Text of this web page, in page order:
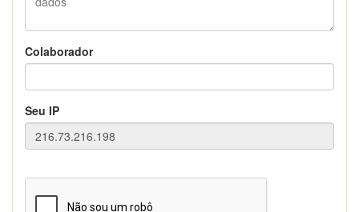
Colaborador
Seu IP